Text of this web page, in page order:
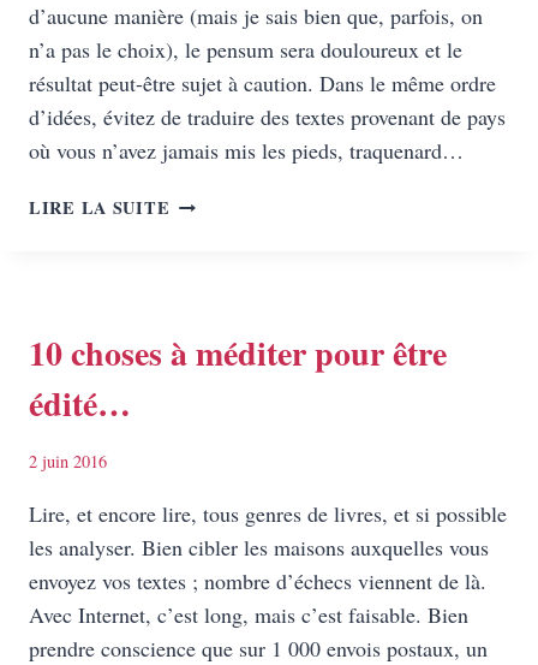
d’aucune manière (mais je sais bien que, parfois, on
n’a pas le choix), le pensum sera douloureux et le
résultat peut-être sujet à caution. Dans le même ordre
d’idées, évitez de traduire des textes provenant de pays
où vous n’avez jamais mis les pieds, traquenard…
LIRE LA SUITE 10
BIEN
TRADUIRE
10 choses à méditer pour être
édité…
2 juin 2016
Lire, et encore lire, tous genres de livres, et si possible
les analyser. Bien cibler les maisons auxquelles vous
envoyez vos textes ; nombre d’échecs viennent de là.
Avec Internet, c’est long, mais c’est faisable. Bien
prendre conscience que sur 1 000 envois postaux, un